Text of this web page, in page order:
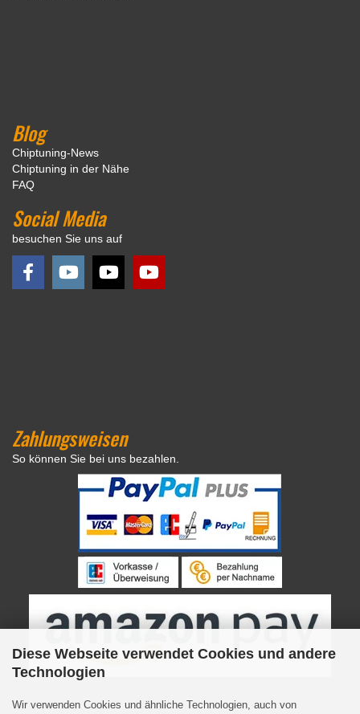
Diese Webseite verwendet Cookies und andere
Technologien
Wir verwenden Cookies und ähnliche Technologien, auch von
Blog
Chiptuning-News
Chiptuning in der Nähe
FAQ
Social Media
besuchen Sie uns auf
Zahlungsweisen
So können Sie bei uns bezahlen.